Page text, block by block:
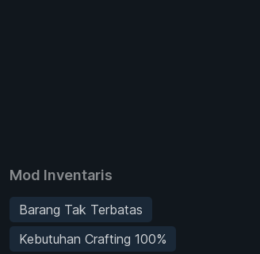
Mod Inventaris
Barang Tak Terbatas
Kebutuhan Crafting 100%